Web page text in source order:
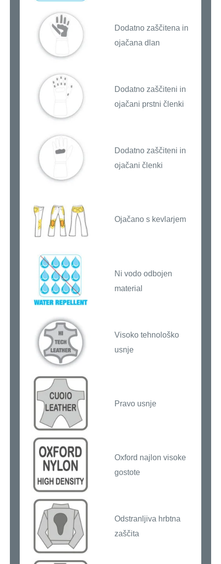
Dodatno zaščitena in
ojačana dlan
Dodatno zaščiteni in
ojačani prstni členki
Dodatno zaščiteni in
ojačani členki
Ojačano s kevlarjem
Ni vodo odbojen
material
Visoko tehnološko
usnje
Pravo usnje
Oxford najlon visoke
gostote
Odstranljiva hrbtna
zaščita